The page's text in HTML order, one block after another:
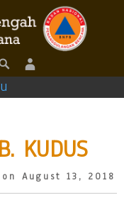
KUDUS
August 13, 2018